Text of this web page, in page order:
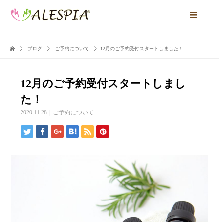
ブログ ご予約について 12月のご予約受付スタートしました！
12月のご予約受付スタートしまし
た！
2020.11.28 ご予約について